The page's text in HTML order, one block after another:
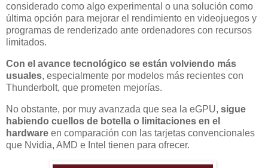
considerado como algo experimental o una solución como
última opción para mejorar el rendimiento en videojuegos y
programas de renderizado ante ordenadores con recursos
limitados.
Con el avance tecnológico se están volviendo más
usuales, especialmente por modelos más recientes con
Thunderbolt, que prometen mejorías.
No obstante, por muy avanzada que sea la eGPU, sigue
habiendo cuellos de botella o limitaciones en el
hardware en comparación con las tarjetas convencionales
que Nvidia, AMD e Intel tienen para ofrecer.